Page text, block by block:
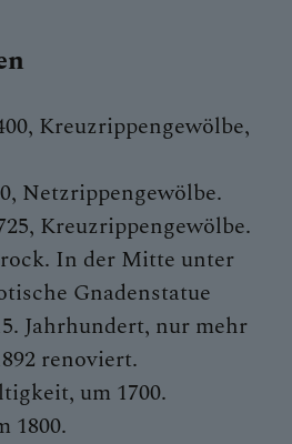
Kreuzrippengewölbe,
Netzrippengewölbe.
Kreuzrippengewölbe.
In der Mitte unter
Gnadenstatue
Jahrhundert, nur mehr
renoviert.
um 1700.
1800.